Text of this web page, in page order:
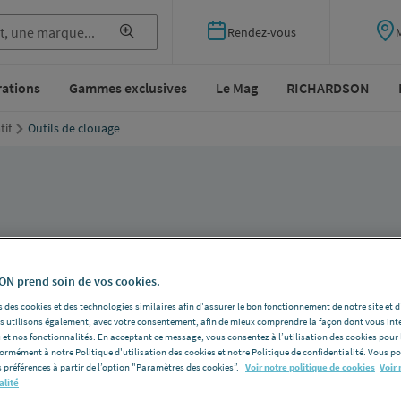
Rendez-vous
Gammes exclusives Le Mag RICHARDSON
Outils de clouage
de clouage !
catalogue proposant un large choix de produits adaptés à
prend soin de vos cookies.
des cookies et des technologies similaires afin d'assurer le bon fonctionnement de notre site et
utilisons également, avec votre consentement, afin de mieux comprendre la façon dont vous
nos fonctionnalités. En acceptant ce message, vous consentez à l’utilisation des cookies pour
à notre Politique d'utilisation des cookies et notre Politique de confidentialité. Vous
à partir de l’option "Paramètres des cookies”. Voir notre politique de cookies Voir